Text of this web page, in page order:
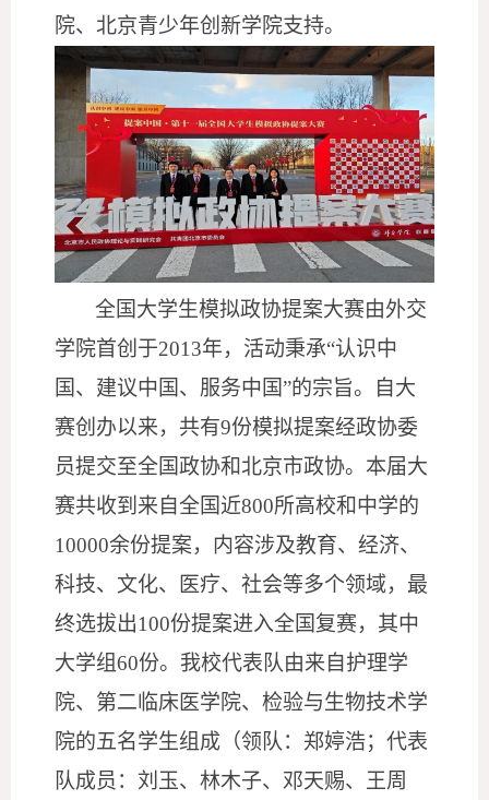
院、北京青少年创新学院支持。
全国大学生模拟政协提案大赛由外交
学院首创于2013年，活动秉承“认识中
国、建议中国、服务中国”的宗旨。自大
赛创办以来，共有9份模拟提案经政协委
员提交至全国政协和北京市政协。本届大
赛共收到来自全国近800所高校和中学的
10000余份提案，内容涉及教育、经济、
科技、文化、医疗、社会等多个领域，最
终选拔出100份提案进入全国复赛，其中
大学组60份。我校代表队由来自护理学
院、第二临床医学院、检验与生物技术学
院的五名学生组成（领队：郑婷浩；代表
队成员：刘玉、林木子、邓天赐、王周